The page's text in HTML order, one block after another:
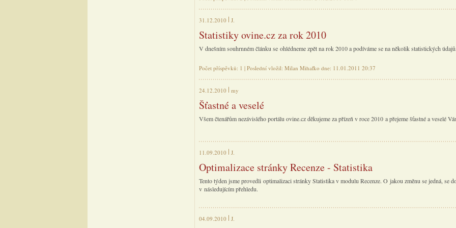
31.12.2010 J.
Statistiky ovine.cz za rok 2010
V dnešním souhrnném článku se ohlédneme zpět na rok 2010 a podíváme se na několik statistických údajů.
Počet příspěvků: 1 | Poslední vložil: Milan Mihaľko dne: 11.01.2011 20:37
24.12.2010 my
Šťastné a veselé
Všem čtenářům nezávislého portálu ovine.cz děkujeme za přízeň v roce 2010 a přejeme šťastné a veselé
11.09.2010 J.
Optimalizace stránky Recenze - Statistika
Tento týden jsme provedli optimalizaci stránky Statistika v modulu Recenze. O jakou změnu se jedná, se
v následujícím přehledu.
04.09.2010 J.